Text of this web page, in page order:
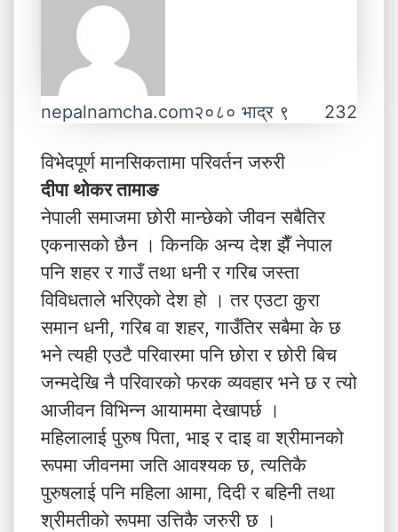
nepalnamcha.com२०८० भाद्र ९ 232
विभेदपूर्ण मानसिकतामा परिवर्तन जरुरी
दीपा थोकर तामाङ
नेपाली समाजमा छोरी मान्छेको जीवन सबैतिर
एकनासको छैन । किनकि अन्य देश झैँ नेपाल
पनि शहर र गाउँ तथा धनी र गरिब जस्ता
विविधताले भरिएको देश हो । तर एउटा कुरा
समान धनी, गरिब वा शहर, गाउँतिर सबैमा के छ
भने त्यही एउटै परिवारमा पनि छोरा र छोरी बिच
जन्मदेखि नै परिवारको फरक व्यवहार भने छ र त्यो
आजीवन विभिन्न आयाममा देखापर्छ ।
महिलालाई पुरुष पिता, भाइ र दाइ वा श्रीमानको
रूपमा जीवनमा जति आवश्यक छ, त्यतिकै
पुरुषलाई पनि महिला आमा, दिदी र बहिनी तथा
श्रीमतीको रूपमा उत्तिकै जरुरी छ ।